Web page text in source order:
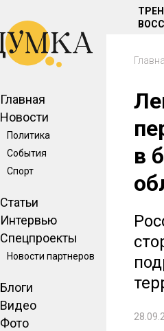
Главная
Новости
Политика
События
Спорт
Статьи
Интервью
Спецпроекты
Новости партнеров
Блоги
Видео
Фото
в